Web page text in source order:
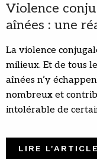
Violence
aînées : une
La violence
milieux. Et de tous
aînées n’y
nombreux et
intolérable de
LIRE L'ARTICLE